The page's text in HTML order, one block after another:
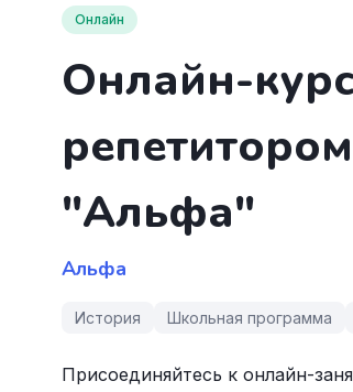
Онлайн
Онлайн-
"Альфа"
Альфа
История Школьная программа
Присоединяйтесь к онлайн-